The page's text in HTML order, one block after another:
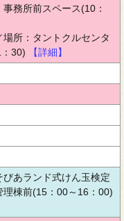
務所前スペース(10：
場所：タントクルセンタ
30)
【詳細】
びあランド式けん玉検定
棟前(15：00～16：00)